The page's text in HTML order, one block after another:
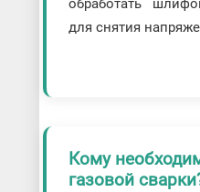
обработать
для снятия
Кому
газовой